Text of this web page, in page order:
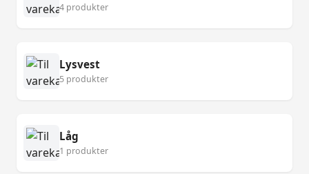
4 produkter
Lysvest
5 produkter
Låg
1 produkter